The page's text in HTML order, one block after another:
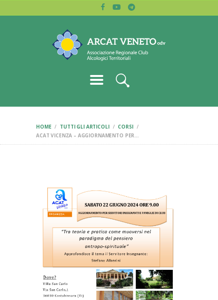
HOME TUTTI GLI ARTICOLI
CORSI
ACAT VICENZA – AGGIORNAMENTO PER...
Associazione regionale dei club alcologici
CHI SIAMO
BLOG
LETTURE
CERCA CLUB